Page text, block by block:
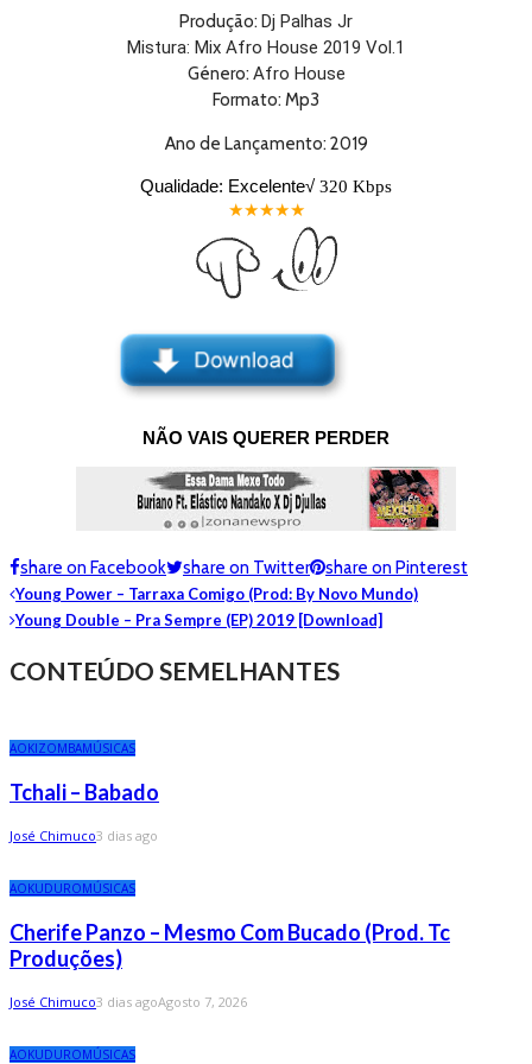
Produção: Dj Palhas Jr
Mistura: Mix Afro House 2019 Vol.1
Género: Afro House
Formato: Mp3
Ano de Lançamento: 2019
Qualidade: Excelente√ 320 Kbps
★★★★★
NÃO VAIS QUERER PERDER
share on Facebook share on Twitter share on Pinterest
Young Power – Tarraxa Comigo (Prod: By Novo Mundo)
Young Double – Pra Sempre (EP) 2019 [Download]
CONTEÚDO SEMELHANTES
AOKIZOMBAMÚSICAS
Tchali – Babado
José Chimuco3 dias ago
AOKUDUROMÚSICAS
Cherife Panzo – Mesmo Com Bucado (Prod. Tc
Produções)
José Chimuco3 dias agoAgosto 7, 2026
AOKUDUROMÚSICAS